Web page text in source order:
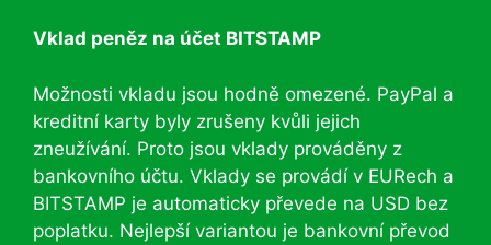
Vklad peněz na účet BITSTAMP
Možnosti vkladu jsou hodně omezené. PayPal a
kreditní karty byly zrušeny kvůli jejich
zneužívání. Proto jsou vklady prováděny z
bankovního účtu. Vklady se provádí v EURech a
BITSTAMP je automaticky převede na USD bez
poplatku. Nejlepší variantou je bankovní převod